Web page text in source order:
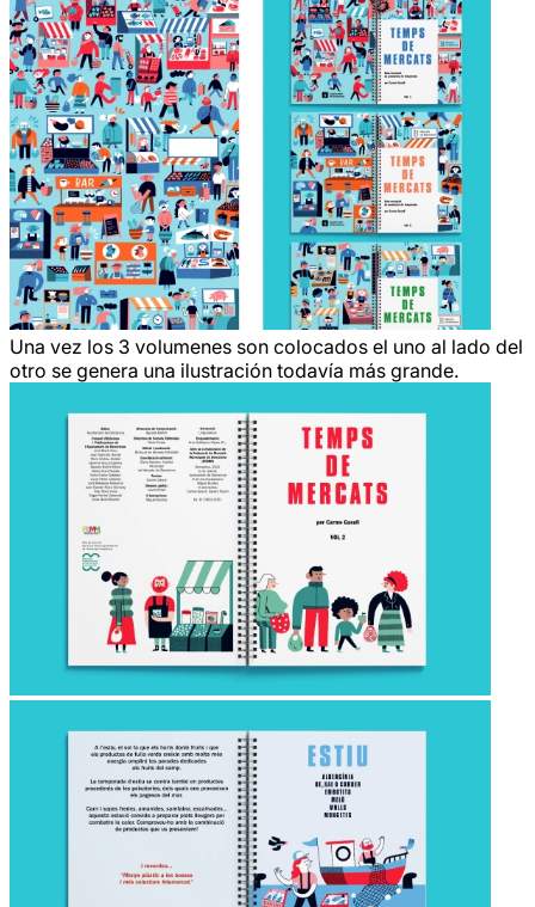
Una vez los 3 volumenes son colocados el uno al lado del
otro se genera una ilustración todavía más grande.